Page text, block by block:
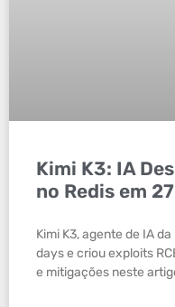
Kimi K3: IA
no Redis em
Kimi K3, agente de IA
days e criou exploits
e mitigações neste